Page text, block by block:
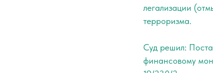
легализации
терроризма.
Суд решил:
финансовому